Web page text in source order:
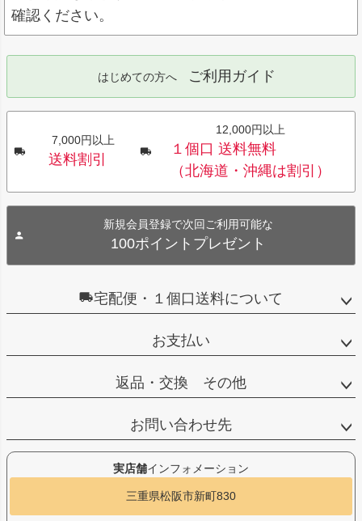
確認ください。
はじめての方へ ご利用ガイド
7,000円以上
送料割引
12,000円以上
１個口 送料無料
（北海道・沖縄は割引）
新規会員登録で次回ご利用可能な
100ポイントプレゼント
宅配便・１個口送料について
お支払い
返品・交換 その他
お問い合わせ先
実店舗インフォメーション
三重県松阪市新町830